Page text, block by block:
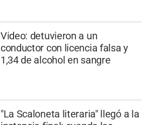
Video: detuvieron a un
conductor con licencia falsa y
1,34 de alcohol en sangre
"La Scaloneta literaria" llegó a la